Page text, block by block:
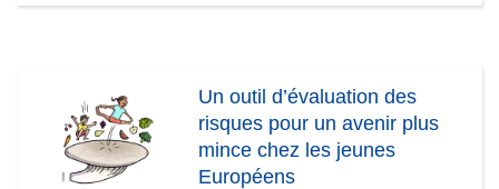
Un outil d’évaluation des
risques pour un avenir plus
mince chez les jeunes
Européens